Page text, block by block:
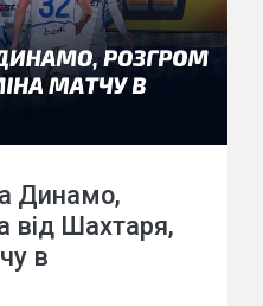
Динамо,
від Шахтаря,
в